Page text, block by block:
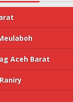
Aceh Barat